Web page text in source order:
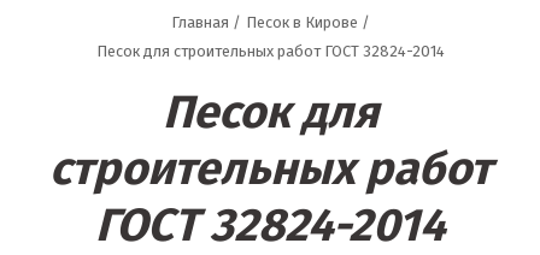
Главная / Песок в Кирове /
Песок для строительных работ ГОСТ 32824-2014
Песок для
строительных работ
ГОСТ 32824-2014